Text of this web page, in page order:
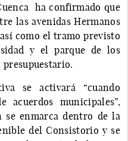
ha confirmado que
las avenidas Hermanos
como el tramo previsto
y el parque de los
presupuestario.
se activará “cuando
acuerdos municipales”,
se enmarca dentro de la
del Consistorio y se